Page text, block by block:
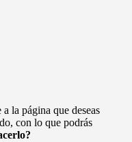
la página que deseas
con lo que podrás